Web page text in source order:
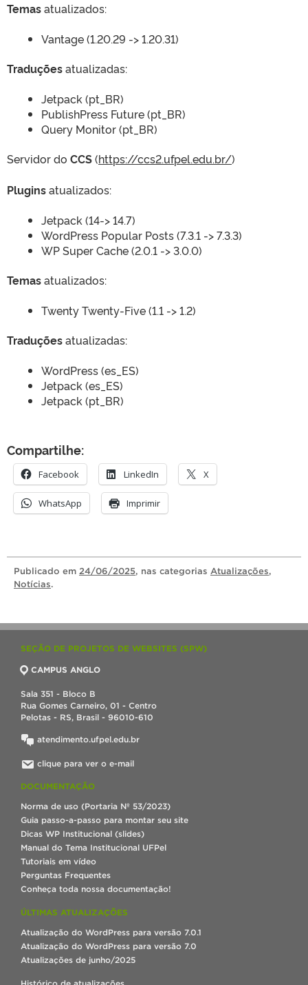
Temasatualizados:
Vantage (1.20.29 -> 1.20.31)
Traduçõesatualizadas:
Jetpack (pt_BR)
PublishPress Future (pt_BR)
Query Monitor (pt_BR)
Servidor do CCS(https://ccs2.ufpel.edu.br/)
Pluginsatualizados:
Jetpack (14-> 14.7)
WordPress Popular Posts (7.3.1 -> 7.3.3)
WP Super Cache (2.0.1 -> 3.0.0)
Temasatualizados:
Twenty Twenty-Five (1.1 -> 1.2)
Traduçõesatualizadas:
WordPress (es_ES)
Jetpack (es_ES)
Jetpack (pt_BR)
Compartilhe:
Facebook LinkedIn X
WhatsApp Imprimir
Publicado em 24/06/2025, nas categorias Atualizações,
Notícias.
SEÇÃO DE PROJETOS DE WEBSITES (SPW)
CAMPUS ANGLO
Sala 351 - Bloco B
Rua Gomes Carneiro, 01 - Centro
Pelotas - RS, Brasil - 96010-610
atendimento.ufpel.edu.br
clique para ver o e-mail
DOCUMENTAÇÃO
Norma de uso (Portaria Nº 53/2023)
Guia passo-a-passo para montar seu site
Dicas WP Institucional (slides)
Manual do Tema Institucional UFPel
Tutoriais em vídeo
Perguntas Frequentes
Conheça toda nossa documentação!
ÚLTIMAS ATUALIZAÇÕES
Atualização do WordPress para versão 7.0.1
Atualização do WordPress para versão 7.0
Atualizações de junho/2025